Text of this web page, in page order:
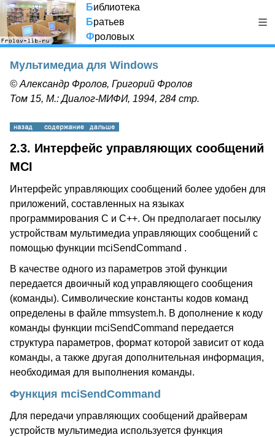
Библиотека
Братьев
Фроловых
Мультимедиа для Windows
© Александр Фролов, Григорий Фролов
Том 15, М.: Диалог-МИФИ, 1994, 284 стр.
2.3. Интерфейс управляющих сообщений
MCI
Интерфейс управляющих сообщений более удобен для
приложений, составленных на языках
программирования С и С++. Он предполагает посылку
устройствам мультимедиа управляющих сообщений с
помощью функции mciSendCommand .
В качестве одного из параметров этой функции
передается двоичный код управляющего сообщения
(команды). Символические константы кодов команд
определены в файле mmsystem.h. В дополнение к коду
команды функции mciSendCommand передается
структура параметров, формат которой зависит от кода
команды, а также другая дополнительная информация,
необходимая для выполнения команды.
Функция mciSendCommand
Для передачи управляющих сообщений драйверам
устройств мультимедиа используется функция